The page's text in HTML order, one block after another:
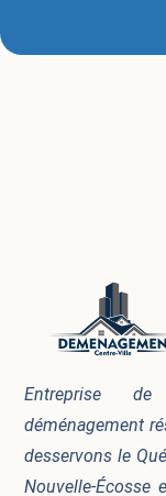
Entreprise de
déménagement
desservons le
Nouvelle-Écosse